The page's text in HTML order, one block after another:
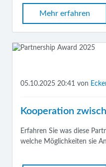
Mehr erfahren
05.10.2025 20:41 von
Kooperation
Erfahren Sie was diese
welche Möglichkeiten sie